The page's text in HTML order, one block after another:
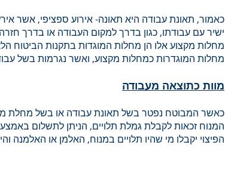
כאמור, תאונת עבודה היא תאונה- אירוע ספציפי, אשר
ישיר עם עבודתו, כגון בדרך למקום העבודה או בדרך
מחלות מקצוע אלו הן מחלות המוגדות בתקנות הביטוח
מחלות המוגדרות כמחלות מקצוע, ואשר נגרמות בשל
מוות כתוצאה מעבודה
כאשר המבוטח נפטר בשל תאונת עבודה או בשל מחלת
המנוח זכאות לקבלת גמלת תלויים, הניתן לתשלום
הפיצוי יקבלו מי שהיו תלויים במנוח, האלמן או האלמנה